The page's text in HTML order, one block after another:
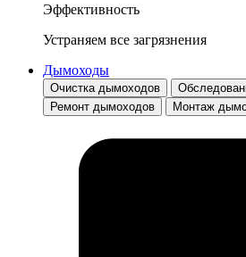
Эффективность
Устраняем все загрязнения
Дымоходы
Очистка дымоходов
Ремонт дымоходов
Монтаж